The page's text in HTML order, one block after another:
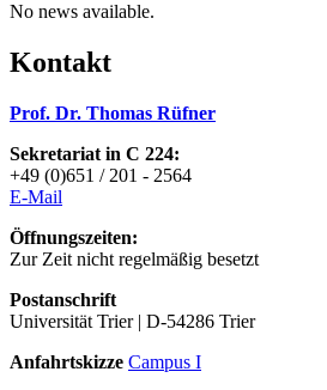
No news available.
Kontakt
Prof. Dr. Thomas Rüfner
Sekretariat in C 224:
+49 (0)651 / 201 - 2564
E-Mail
Öffnungszeiten:
Zur Zeit nicht regelmäßig besetzt
Postanschrift
Universität Trier | D-54286 Trier
Anfahrtskizze Campus I